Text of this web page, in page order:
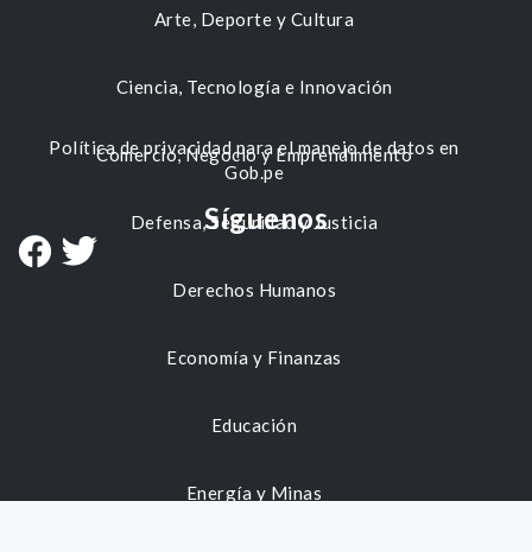
Arte, Deporte y Cultura
Ciencia, Tecnología e Innovación
Comercio, Negocio y Emprendimiento
Defensa, Seguridad y Justicia
Derechos Humanos
Economía y Finanzas
Educación
Energía y Minas
Política de privacidad para el manejo de datos en
Gob.pe
Síguenos